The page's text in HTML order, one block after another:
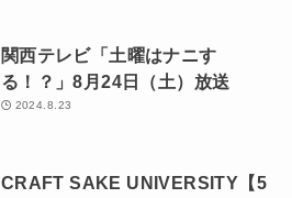
関西テレビ「土曜はナニす
る！？」8月24日（土）放送
2024.8.23
CRAFT SAKE UNIVERSITY【5